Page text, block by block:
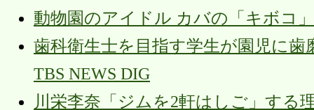
動物園のアイドル カバの「キボコ
歯科衛生士を目指す学生が園児に
TBS NEWS DIG
川栄李奈「ジムを2軒はしご」する